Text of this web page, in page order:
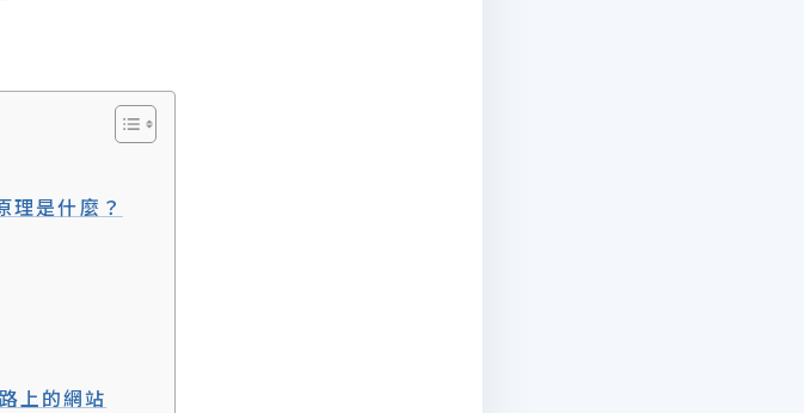
是什麼？
上的網站